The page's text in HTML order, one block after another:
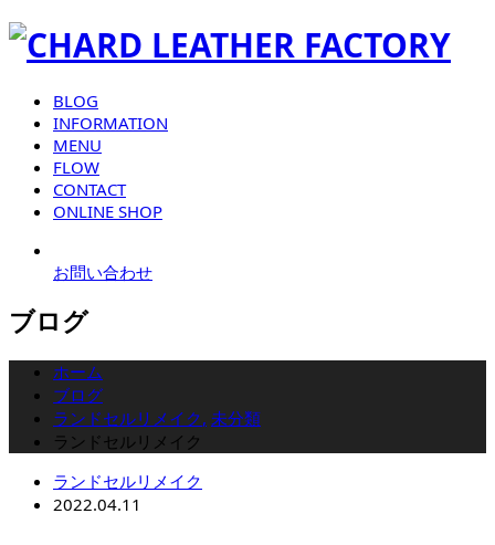
BLOG
INFORMATION
MENU
FLOW
CONTACT
ONLINE SHOP
お問い合わせ
ブログ
ホーム
ブログ
ランドセルリメイク, 未分類
ランドセルリメイク
ランドセルリメイク
2022.04.11